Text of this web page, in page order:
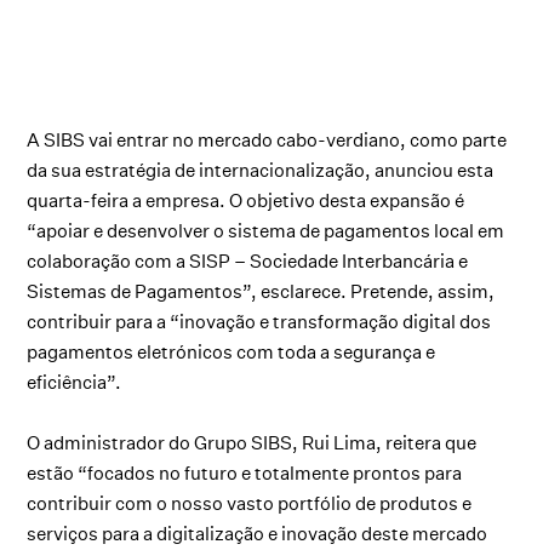
A SIBS vai entrar no mercado cabo-verdiano, como parte
da sua estratégia de internacionalização, anunciou esta
quarta-feira a empresa. O objetivo desta expansão é
“apoiar e desenvolver o sistema de pagamentos local em
colaboração com a SISP – Sociedade Interbancária e
Sistemas de Pagamentos”, esclarece. Pretende, assim,
contribuir para a “inovação e transformação digital dos
pagamentos eletrónicos com toda a segurança e
eficiência”.
O administrador do Grupo SIBS, Rui Lima, reitera que
estão “focados no futuro e totalmente prontos para
contribuir com o nosso vasto portfólio de produtos e
serviços para a digitalização e inovação deste mercado